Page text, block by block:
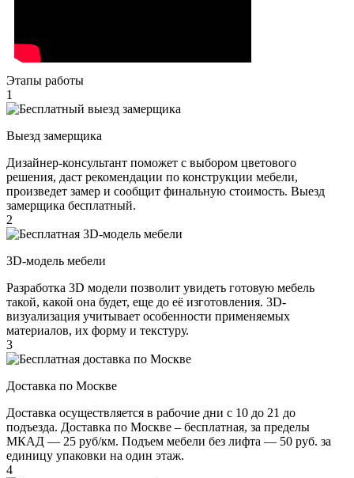
Этапы работы
1
Выезд замерщика
Дизайнер-консультант поможет с выбором цветового
решения, даст рекомендации по конструкции мебели,
произведет замер и сообщит финальную стоимость. Выезд
замерщика бесплатный.
2
3D-модель мебели
Разработка 3D модели позволит увидеть готовую мебель
такой, какой она будет, еще до её изготовления. 3D-
визуализация учитывает особенности применяемых
материалов, их форму и текстуру.
3
Доставка по Москве
Доставка осуществляется в рабочие дни с 10 до 21 до
подъезда. Доставка по Москве – бесплатная, за пределы
МКАД — 25 руб/км. Подъем мебели без лифта — 50 руб. за
единицу упаковки на один этаж.
4